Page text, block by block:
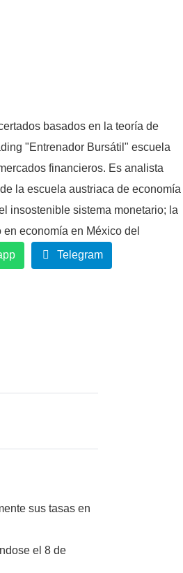
basados en la teoría de
"Entrenador Bursátil" escuela
financieros. Es analista
la escuela austriaca de economía
insostenible sistema monetario; la
economía en México del
sus tasas en
el 8 de
Telegram